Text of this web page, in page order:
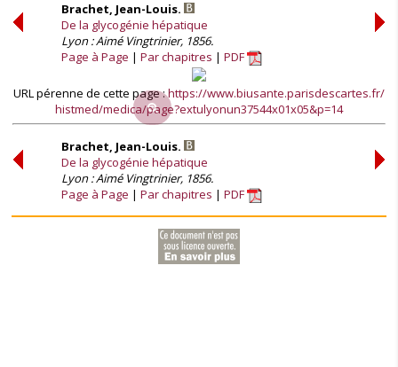
Brachet, Jean-Louis.
De la glycogénie hépatique
Lyon : Aimé Vingtrinier, 1856.
Page à Page
Par chapitres PDF
URL pérenne de cette page :https://www.biusante.parisdescartes.fr/
histmed/medica/page?extulyonun37544x01x05&p=14
Brachet, Jean-Louis.
De la glycogénie hépatique
Lyon : Aimé Vingtrinier, 1856.
Page à Page
Par chapitres PDF